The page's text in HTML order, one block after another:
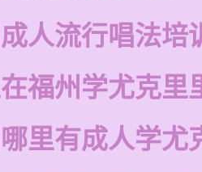
人流行唱法培
福州学尤克里
里有成人学尤